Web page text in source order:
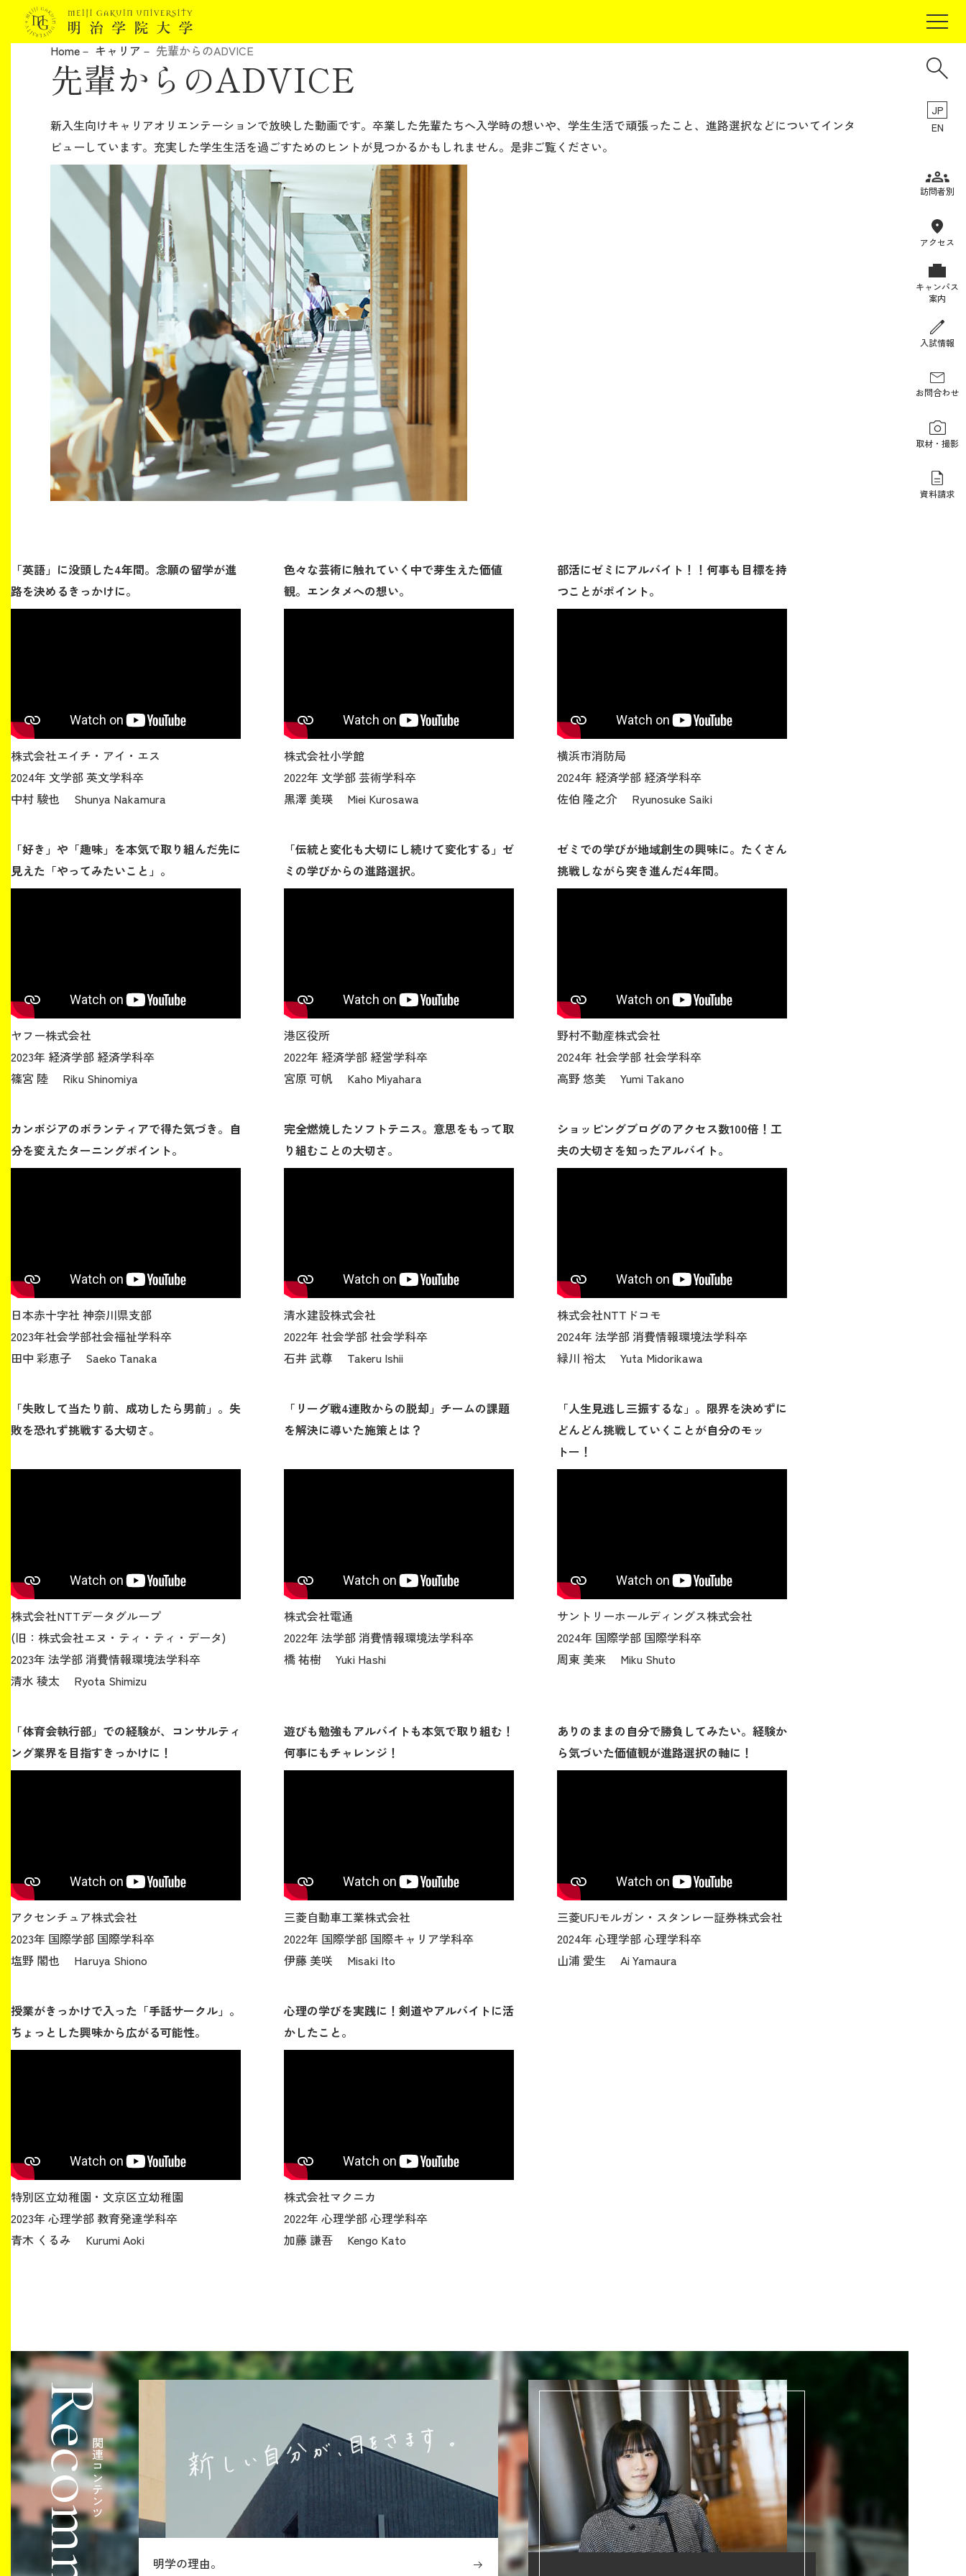
JP
EN
訪問者別
アクセス
キャンパス
案内
入試情報
お問合わせ
取材・撮影
資料請求
明治学院大学について
留学・国際交流
ボランティア
生涯学習・社会連携
入試情報サイト
MGグッズ オンラインショップ
（外部サイト）
Home キャリア 先輩からのADVICE
先輩からのADVICE
新入生向けキャリアオリエンテーションで放映した動画です。卒業した先輩たちへ入学時の想いや、学生生活で頑張ったこと、進路選択などについてインタ
ビューしています。充実した学生生活を過ごすためのヒントが見つかるかもしれません。是非ご覧ください。
「英語」に没頭した4年間。念願の留学が進
路を決めるきっかけに。
株式会社エイチ・アイ・エス
2024年 文学部 英文学科卒
中村 駿也 Shunya Nakamura
色々な芸術に触れていく中で芽生えた価値
観。エンタメへの想い。
株式会社小学館
2022年 文学部 芸術学科卒
黒澤 美瑛 Miei Kurosawa
部活にゼミにアルバイト！！何事も目標を持
つことがポイント。
横浜市消防局
2024年 経済学部 経済学科卒
佐伯 隆之介 Ryunosuke Saiki
「好き」や「趣味」を本気で取り組んだ先に
見えた「やってみたいこと」。
ヤフー株式会社
2023年 経済学部 経済学科卒
篠宮 陸 Riku Shinomiya
「伝統と変化も大切にし続けて変化する」ゼ
ミの学びからの進路選択。
港区役所
2022年 経済学部 経営学科卒
宮原 可帆 Kaho Miyahara
ゼミでの学びが地域創生の興味に。たくさん
挑戦しながら突き進んだ4年間。
野村不動産株式会社
2024年 社会学部 社会学科卒
高野 悠美 Yumi Takano
カンボジアのボランティアで得た気づき。自
分を変えたターニングポイント。
日本赤十字社 神奈川県支部
2023年社会学部社会福祉学科卒
田中 彩恵子 Saeko Tanaka
完全燃焼したソフトテニス。意思をもって取
り組むことの大切さ。
清水建設株式会社
2022年 社会学部 社会学科卒
石井 武尊 Takeru Ishii
ショッピングブログのアクセス数100倍！工
夫の大切さを知ったアルバイト。
株式会社NTTドコモ
2024年 法学部 消費情報環境法学科卒
緑川 裕太 Yuta Midorikawa
「失敗して当たり前、成功したら男前」。失
敗を恐れず挑戦する大切さ。
株式会社NTTデータグループ
(旧：株式会社エヌ・ティ・ティ・データ)
2023年 法学部 消費情報環境法学科卒
清水 稜太 Ryota Shimizu
「リーグ戦4連敗からの脱却」チームの課題
を解決に導いた施策とは？
株式会社電通
2022年 法学部 消費情報環境法学科卒
橋 祐樹 Yuki Hashi
「人生見逃し三振するな」。限界を決めずに
どんどん挑戦していくことが自分のモッ
トー！
サントリーホールディングス株式会社
2024年 国際学部 国際学科卒
周東 美来 Miku Shuto
「体育会執行部」での経験が、コンサルティ
ング業界を目指すきっかけに！
アクセンチュア株式会社
2023年 国際学部 国際学科卒
塩野 閣也 Haruya Shiono
遊びも勉強もアルバイトも本気で取り組む！
何事にもチャレンジ！
三菱自動車工業株式会社
2022年 国際学部 国際キャリア学科卒
伊藤 美咲 Misaki Ito
ありのままの自分で勝負してみたい。経験か
ら気づいた価値観が進路選択の軸に！
三菱UFJモルガン・スタンレー証券株式会社
2024年 心理学部 心理学科卒
山浦 愛生 Ai Yamaura
授業がきっかけで入った「手話サークル」。
ちょっとした興味から広がる可能性。
特別区立幼稚園・文京区立幼稚園
2023年 心理学部 教育発達学科卒
青木 くるみ Kurumi Aoki
心理の学びを実践に！剣道やアルバイトに活
かしたこと。
株式会社マクニカ
2022年 心理学部 心理学科卒
加藤 謙吾 Kengo Kato
関連コンテンツ
明学の理由。